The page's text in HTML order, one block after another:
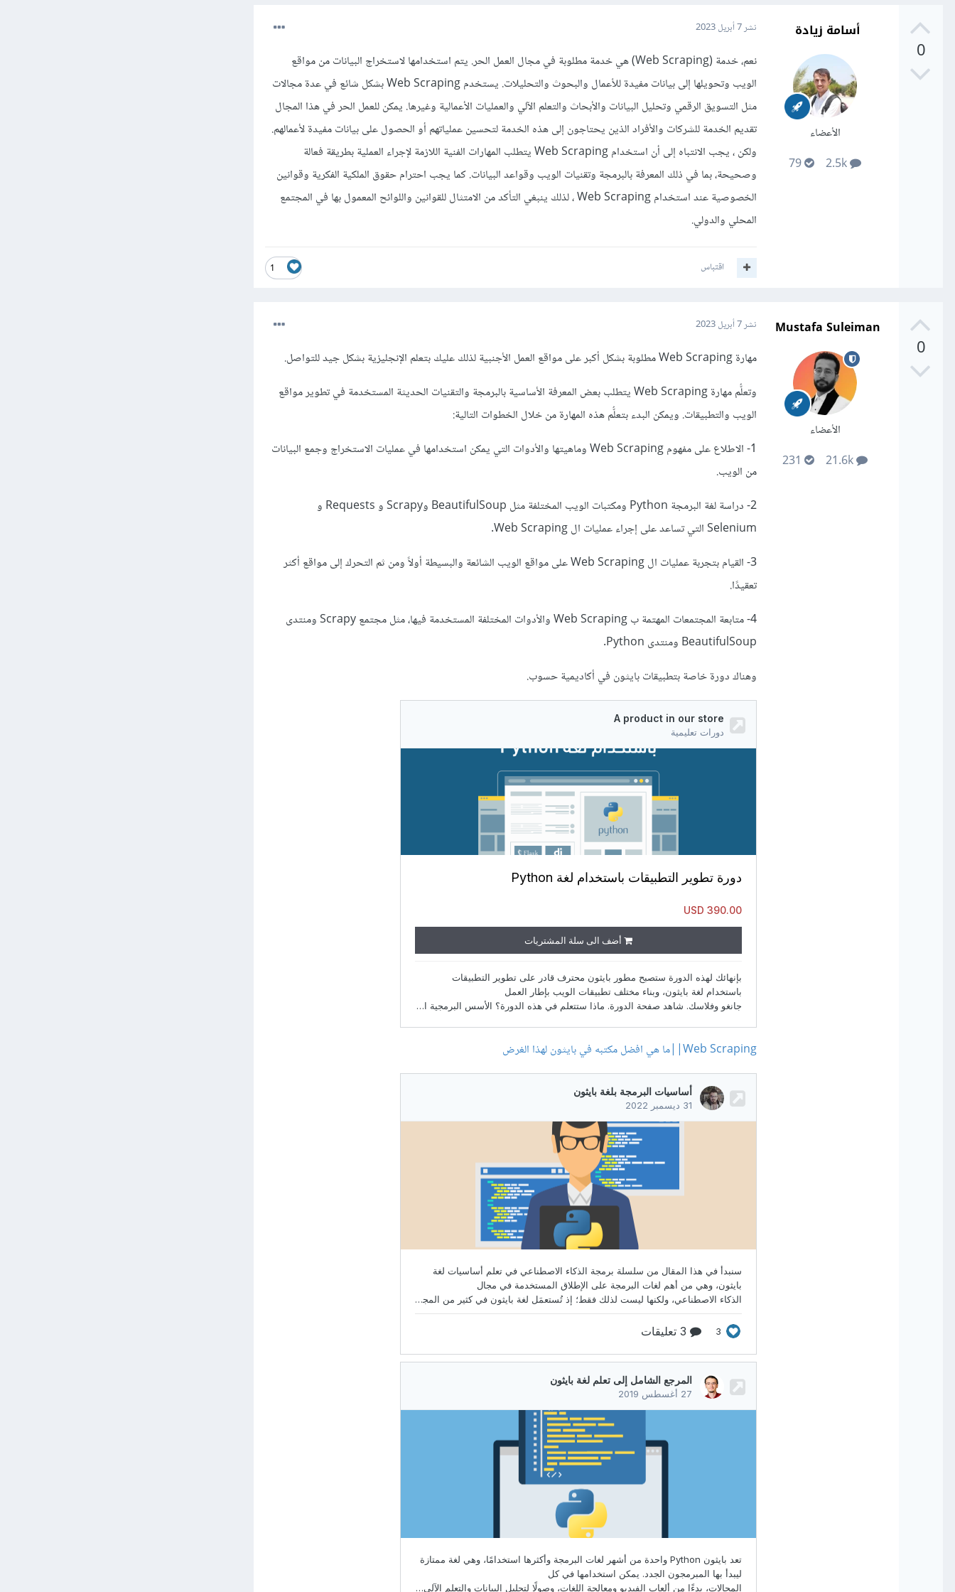
0
أسامة زيادة
الأعضاء
نشر7 أبريل 2023
نعم، خدمة (Web Scraping) هي خدمة مطلوبة في مجال العمل الحر. يتم استخدامها لاستخراج البيانات من مواقع
الويب وتحويلها إلى بيانات مفيدة للأعمال والبحوث والتحليلات. يستخدم Web Scraping بشكل شائع في عدة مجالات
مثل التسويق الرقمي وتحليل البيانات والأبحاث والتعلم الآلي والعمليات الأعمالية وغيرها. يمكن للعمل الحر في هذا المجال
تقديم الخدمة للشركات والأفراد الذين يحتاجون إلى هذه الخدمة لتحسين عملياتهم أو الحصول على بيانات مفيدة لأعمالهم.
ولكن ، يجب الانتباه إلى أن استخدام Web Scraping يتطلب المهارات الفنية اللازمة لإجراء العملية بطريقة فعالة
وصحيحة، بما في ذلك المعرفة بالبرمجة وتقنيات الويب وقواعد البيانات. كما يجب احترام حقوق الملكية الفكرية وقوانين
الخصوصية عند استخدام Web Scraping ، لذلك ينبغي التأكد من الامتثال للقوانين واللوائح المعمول بها في المجتمع
المحلي والدولي.
1 اقتباس
0
Mustafa Suleiman
الأعضاء
نشر7 أبريل 2023
مهارة Web Scraping مطلوبة بشكل أكبر على مواقع العمل الأجنبية لذلك عليك بتعلم الإنجليزية بشكل جيد للتواصل.
وتعلُّم مهارة Web Scraping يتطلب بعض المعرفة الأساسية بالبرمجة والتقنيات الحديثة المستخدمة في تطوير مواقع
الويب والتطبيقات. ويمكن البدء بتعلُّم هذه المهارة من خلال الخطوات التالية:
1- الاطلاع على مفهوم Web Scraping وماهيتها والأدوات التي يمكن استخدامها في عمليات الاستخراج وجمع البيانات
من الويب.
2- دراسة لغة البرمجة Python ومكتبات الويب المختلفة مثل BeautifulSoup وScrapy و Requests و
Selenium التي تساعد على إجراء عمليات ال Web Scraping.
3- القيام بتجربة عمليات ال Web Scraping على مواقع الويب الشائعة والبسيطة أولاً ومن ثم التحرك إلى مواقع أكثر
تعقيدًا.
4- متابعة المجتمعات المهتمة ب Web Scraping والأدوات المختلفة المستخدمة فيها، مثل مجتمع Scrapy ومنتدى
BeautifulSoup ومنتدى Python.
وهناك دورة خاصة بتطبيقات بايثون في أكاديمية حسوب.
Web Scraping||ما هي افضل مكتبه في بايثون لهذا الغرض